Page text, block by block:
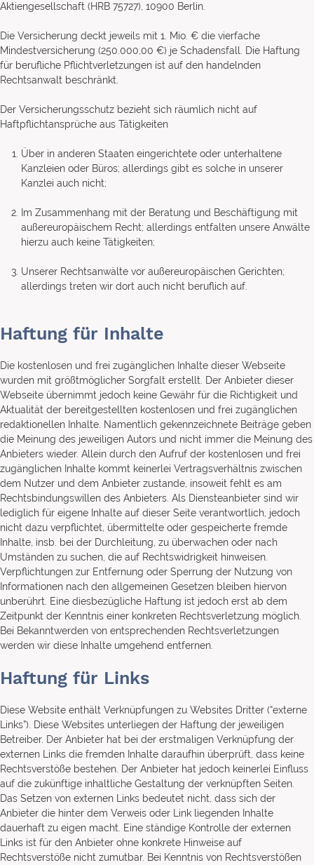
Aktiengesellschaft (HRB 75727), 10900 Berlin.
Die Versicherung deckt jeweils mit 1. Mio. € die vierfache
Mindestversicherung (250.000,00 €) je Schadensfall. Die Haftung
für berufliche Pflichtverletzungen ist auf den handelnden
Rechtsanwalt beschränkt.
Der Versicherungsschutz bezieht sich räumlich nicht auf
Haftpflichtansprüche aus Tätigkeiten
Über in anderen Staaten eingerichtete oder unterhaltene
Kanzleien oder Büros; allerdings gibt es solche in unserer
Kanzlei auch nicht;
Im Zusammenhang mit der Beratung und Beschäftigung mit
außereuropäischem Recht; allerdings entfalten unsere Anwälte
hierzu auch keine Tätigkeiten;
Unserer Rechtsanwälte vor außereuropäischen Gerichten;
allerdings treten wir dort auch nicht beruflich auf.
Haftung für Inhalte
Die kostenlosen und frei zugänglichen Inhalte dieser Webseite
wurden mit größtmöglicher Sorgfalt erstellt. Der Anbieter dieser
Webseite übernimmt jedoch keine Gewähr für die Richtigkeit und
Aktualität der bereitgestellten kostenlosen und frei zugänglichen
redaktionellen Inhalte. Namentlich gekennzeichnete Beiträge geben
die Meinung des jeweiligen Autors und nicht immer die Meinung des
Anbieters wieder. Allein durch den Aufruf der kostenlosen und frei
zugänglichen Inhalte kommt keinerlei Vertragsverhältnis zwischen
dem Nutzer und dem Anbieter zustande, insoweit fehlt es am
Rechtsbindungswillen des Anbieters. Als Diensteanbieter sind wir
lediglich für eigene Inhalte auf dieser Seite verantwortlich, jedoch
nicht dazu verpflichtet, übermittelte oder gespeicherte fremde
Inhalte, insb. bei der Durchleitung, zu überwachen oder nach
Umständen zu suchen, die auf Rechtswidrigkeit hinweisen.
Verpflichtungen zur Entfernung oder Sperrung der Nutzung von
Informationen nach den allgemeinen Gesetzen bleiben hiervon
unberührt. Eine diesbezügliche Haftung ist jedoch erst ab dem
Zeitpunkt der Kenntnis einer konkreten Rechtsverletzung möglich.
Bei Bekanntwerden von entsprechenden Rechtsverletzungen
werden wir diese Inhalte umgehend entfernen.
Haftung für Links
Diese Website enthält Verknüpfungen zu Websites Dritter (“externe
Links”). Diese Websites unterliegen der Haftung der jeweiligen
Betreiber. Der Anbieter hat bei der erstmaligen Verknüpfung der
externen Links die fremden Inhalte daraufhin überprüft, dass keine
Rechtsverstöße bestehen. Der Anbieter hat jedoch keinerlei Einfluss
auf die zukünftige inhaltliche Gestaltung der verknüpften Seiten.
Das Setzen von externen Links bedeutet nicht, dass sich der
Anbieter die hinter dem Verweis oder Link liegenden Inhalte
dauerhaft zu eigen macht. Eine ständige Kontrolle der externen
Links ist für den Anbieter ohne konkrete Hinweise auf
Rechtsverstöße nicht zumutbar. Bei Kenntnis von Rechtsverstößen